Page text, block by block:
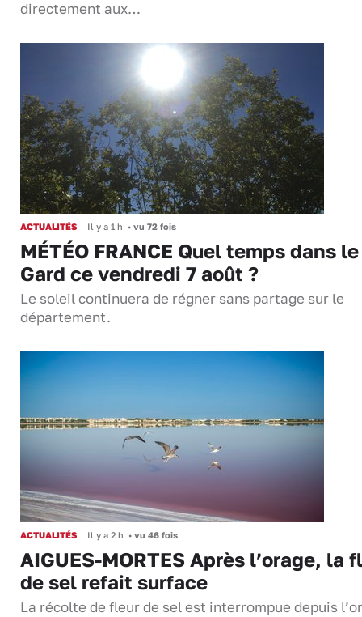
directement aux…
ACTUALITÉS Il y a 1 h • vu 72 fois
MÉTÉO FRANCE Quel temps dans le
Gard ce vendredi 7 août ?
Le soleil continuera de régner sans partage sur le
département.
ACTUALITÉS Il y a 2 h • vu 46 fois
AIGUES-MORTES Après l’orage, la
de sel refait surface
La récolte de fleur de sel est interrompue depuis